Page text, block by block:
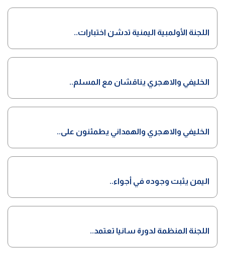
اللجنة الأولمبية اليمنية تدشن اختبارات..
الخليفي والاهجري يناقشان مع المسلم..
الخليفي والاهجري والهمداني يطمئنون على..
اليمن يثبت وجوده في أجواء..
اللجنة المنظمة لدورة سانيا تعتمد..